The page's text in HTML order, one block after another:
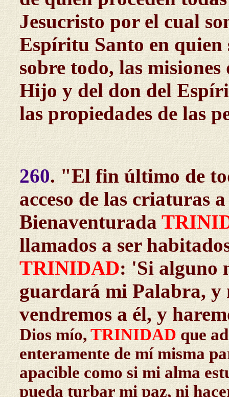
Jesucristo por el cual
Espíritu Santo en quien
sobre todo, las
Hijo y del don del
las propiedades de las
260. "El fin último de
acceso de las criaturas
Bienaventurada
llamados a ser
TRINIDAD: 'Si alguno
guardará mi Palabra, y
vendremos a él, y
Dios mío,TRINIDADque
enteramente de mí misma
apacible como si mi alma
pueda turbar mi paz, ni